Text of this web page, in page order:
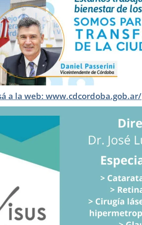
a la web: www.cdcordoba.gob.ar/